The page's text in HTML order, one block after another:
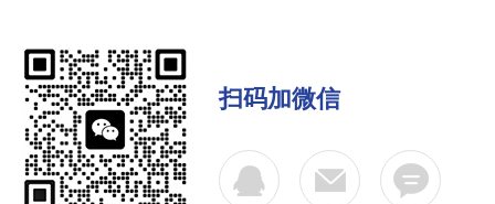
扫码加微信